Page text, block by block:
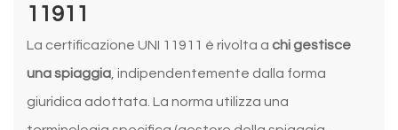
11911
La certificazione UNI 11911 è rivolta a chi gestisce
una spiaggia, indipendentemente dalla forma
giuridica adottata. La norma utilizza una